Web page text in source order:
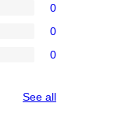
0
0
0
See allreviews